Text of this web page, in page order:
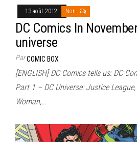
13 août 2012 Non
DC Comics In
universe
ParCOMIC BOX
[ENGLISH] DC Comics tells us: DC
Part 1 – DC Universe: Justice
Woman,…